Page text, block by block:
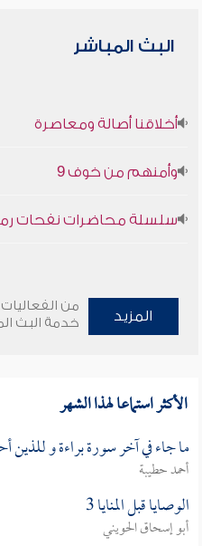
البث المباشر
أخلاقنا أصالة ومعاصرة
وأمنهم من خوف 9
سلسلة محاضرات نفحات
المزيد
من
خدمة البث
الأكثر استماعا لهذا الشهر
ما جاء في آخر سورة براءة و للذين
أحمد حطيبة
الوصايا قبل المنايا 3
أبو إسحاق الحويني